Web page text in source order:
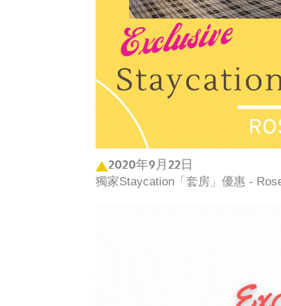
2020年9月22日
獨家Staycation「套房」優惠 -